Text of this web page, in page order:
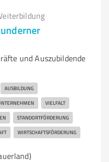
und Auszubildende
AUSBILDUNG
VIELFALT
STANDORTFÖRDERUNG
WIRTSCHAFTSFÖRDERUNG